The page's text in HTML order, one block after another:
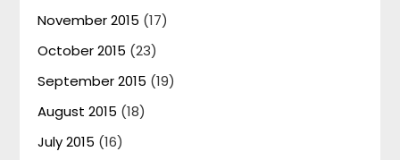
November 2015 (17)
October 2015 (23)
September 2015 (19)
August 2015 (18)
July 2015 (16)